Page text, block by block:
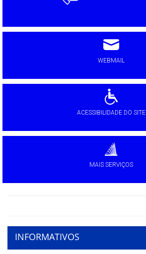
WEBMAIL
ACESSIBILIDADE DO SITE
MAIS SERVIÇOS
INFORMATIVOS